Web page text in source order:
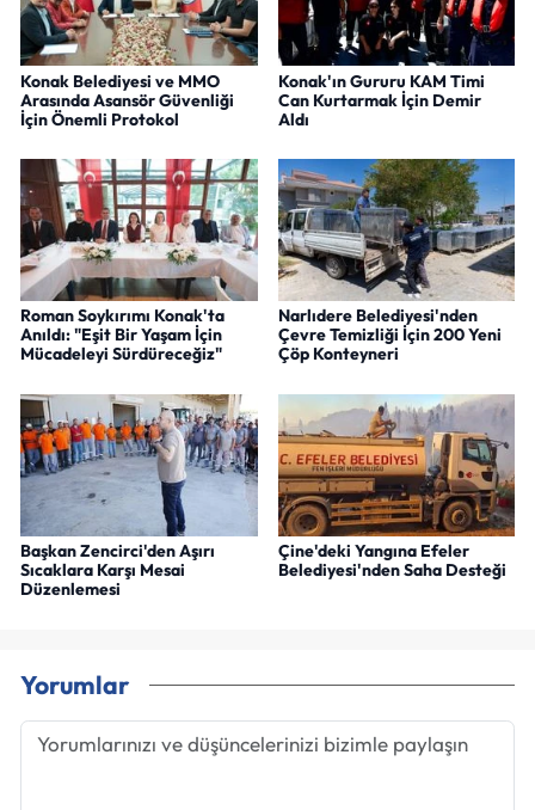
Konak Belediyesi ve MMO
Arasında Asansör Güvenliği
İçin Önemli Protokol
Konak'ın Gururu KAM Timi
Can Kurtarmak İçin Demir
Aldı
Roman Soykırımı Konak'ta
Anıldı: "Eşit Bir Yaşam İçin
Mücadeleyi Sürdüreceğiz"
Narlıdere Belediyesi'nden
Çevre Temizliği İçin 200 Yeni
Çöp Konteyneri
Başkan Zencirci'den Aşırı
Sıcaklara Karşı Mesai
Düzenlemesi
Çine'deki Yangına Efeler
Belediyesi'nden Saha Desteği
Yorumlar